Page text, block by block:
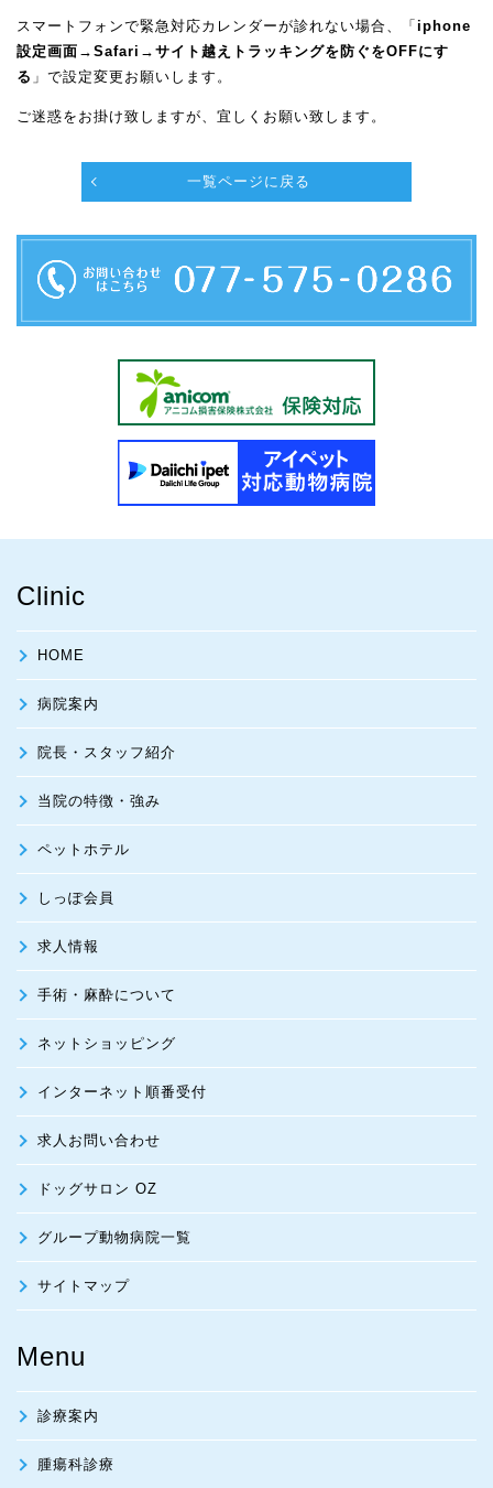
スマートフォンで緊急対応カレンダーが診れない場合、「 iphone
設定画面→Safari→サイト越えトラッキングを防ぐをOFFにす
る 」で設定変更お願いします。
ご迷惑をお掛け致しますが、宜しくお願い致します。
一覧ページに戻る
Clinic
HOME
病院案内
院長・スタッフ紹介
当院の特徴・強み
ペットホテル
しっぽ会員
求人情報
手術・麻酔について
ネットショッピング
インターネット順番受付
求人お問い合わせ
ドッグサロン OZ
グループ動物病院一覧
サイトマップ
Menu
診療案内
腫瘍科診療